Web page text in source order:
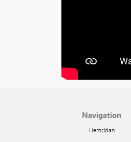
Navigation
Hemsidan